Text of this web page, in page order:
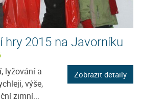
2015 na Javorníku
lyžování a
výše,
zimní...
Zobrazit detaily